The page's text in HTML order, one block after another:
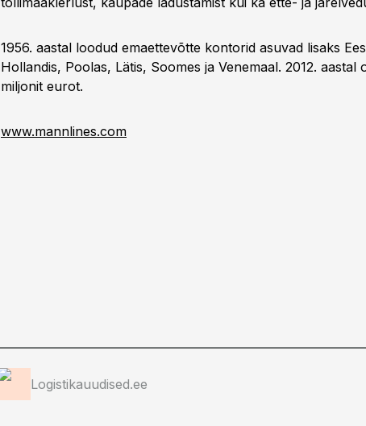
1956. aastal loodud emaettevõtte kontorid asuvad lisaks
Hollandis, Poolas, Lätis, Soomes ja Venemaal. 2012. aastal
miljonit eurot.
www.mannlines.com
Logistikauudised.ee